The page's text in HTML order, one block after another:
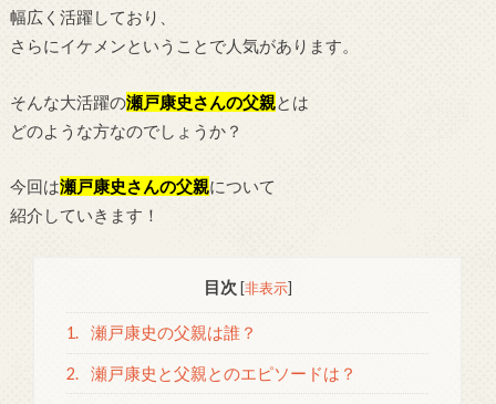
幅広く活躍しており、
さらにイケメンということで人気があります。
そんな大活躍の瀬戸康史さんの父親とは
どのような方なのでしょうか？
今回は瀬戸康史さんの父親について
紹介していきます！
目次 [非表示]
1. 瀬戸康史の父親は誰？
2. 瀬戸康史と父親とのエピソードは？